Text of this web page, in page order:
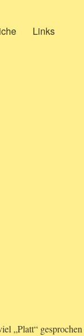
Links
„Platt“